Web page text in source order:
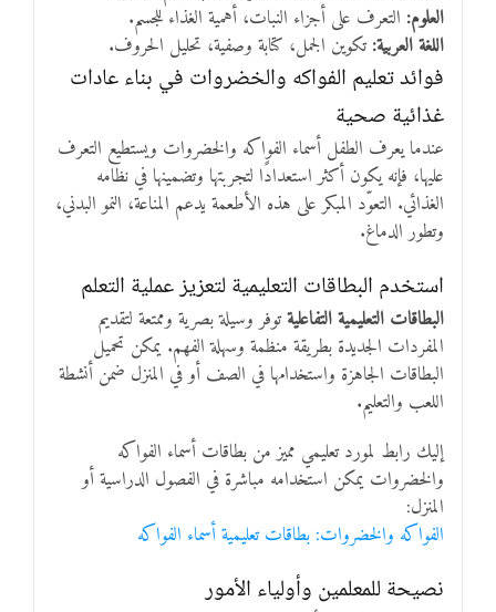
العلوم: التعرف على أجزاء النبات، أهمية الغذاء للجسم.
اللغة العربية:تكوين الجمل، كتابة وصفية، تحليل الحروف.
فوائد تعليم الفواكه والخضروات في بناء عادات
غذائية صحية
عندما يعرف الطفل أسماء الفواكه والخضروات ويستطيع التعرف
عليها، فإنه يكون أكثر استعدادًا لتجربتها وتضمينها في نظامه
الغذائي. التعوّد المبكر على هذه الأطعمة يدعم المناعة، النمو البدني،
وتطور الدماغ.
استخدم البطاقات التعليمية لتعزيز عملية التعلم
البطاقات التعليمية التفاعليةتوفر وسيلة بصرية وممتعة لتقديم
المفردات الجديدة بطريقة منظمة وسهلة الفهم. يمكن تحميل
البطاقات الجاهزة واستخدامها في الصف أو في المنزل ضمن أنشطة
اللعب والتعليم.
إليك رابط لمورد تعليمي مميز من بطاقات أسماء الفواكه
والخضروات يمكن استخدامه مباشرة في الفصول الدراسية أو
المنزل:
الفواكه والخضروات: بطاقات تعليمية أسماء الفواكه
نصيحة للمعلمين وأولياء الأمور